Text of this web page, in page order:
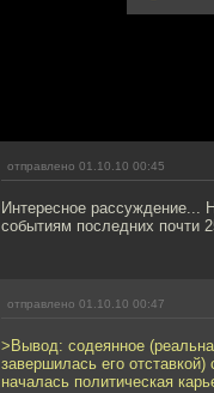
отправлено 01.10.10 00:45
Интересное рассуждение...
событиям последних почти
отправлено 01.10.10 00:47
>Вывод: содеянное
завершилась его
началась политическая